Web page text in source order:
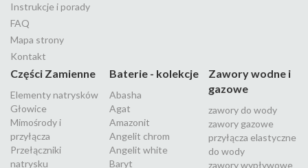
Instrukcje i porady
FAQ
Mapa strony
Kontakt
Części Zamienne
Elementy natrysków
Głowice
Mimośrody i
przyłącza
Przełączniki
natrysku
Baterie - kolekcje
Abasha
Agat
Amazonit
Angelit chrom
Angelit white
Baryt
Zawory wodne i
gazowe
zawory do wody
zawory gazowe
przyłącza elastyczne
do wody
zawory wypływowe